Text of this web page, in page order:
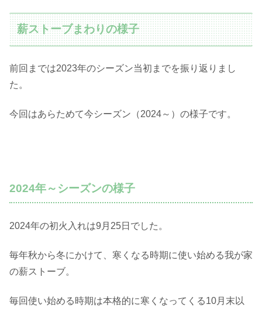
薪ストーブまわりの様子
前回までは2023年のシーズン当初までを振り返りまし
た。
今回はあらためて今シーズン（2024～）の様子です。
2024年～シーズンの様子
2024年の初火入れは9月25日でした。
毎年秋から冬にかけて、寒くなる時期に使い始める我が家
の薪ストーブ。
毎回使い始める時期は本格的に寒くなってくる10月末以